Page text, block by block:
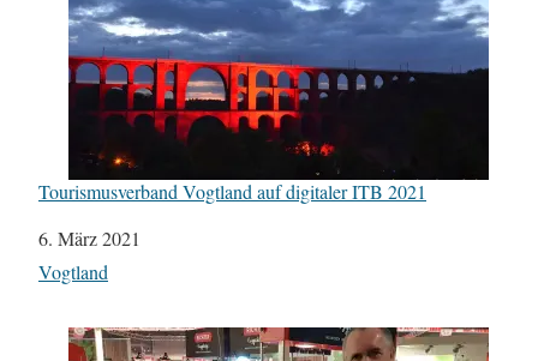
Tourismusverband Vogtland auf digitaler ITB 2021
Datum
6. März 2021
In Bezug auf
Vogtland